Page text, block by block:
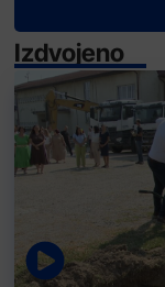
Izdvojeno